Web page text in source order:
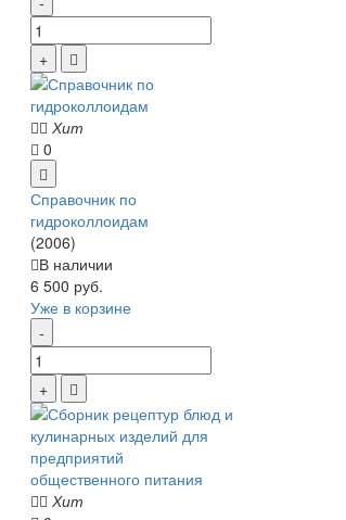
Хит
0
Справочник по
гидроколлоидам
(2006)
В наличии
6 500 руб.
Уже в корзине
Хит